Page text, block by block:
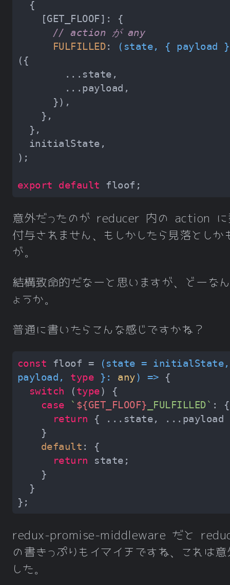
// action が any
FULFILLED: ( state, { payload }
export default
意外だったのが reducer 内の action に
付与されません、もしかしたら見落としか
が。
結構致命的だなーと思いますが、どーな
ょうか。
普通に書いたらこんな感じですかね？
const floof = ( state =
payload, type }: any) =>
switch ( type
case
` ${GET_FLOOF} _FULFILLED`
return
default
return
redux-promise-middleware だと
の書きっぷりもイマイチですね、これは意
した。